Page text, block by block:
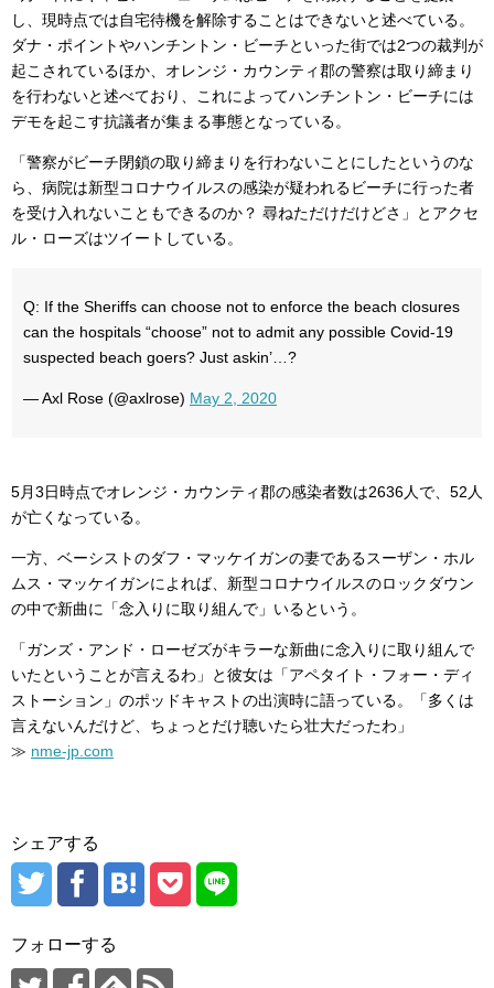
し、現時点では自宅待機を解除することはできないと述べている。
ダナ・ポイントやハンチントン・ビーチといった街では2つの裁判が
起こされているほか、オレンジ・カウンティ郡の警察は取り締まり
を行わないと述べており、これによってハンチントン・ビーチには
デモを起こす抗議者が集まる事態となっている。
「警察がビーチ閉鎖の取り締まりを行わないことにしたというのな
ら、病院は新型コロナウイルスの感染が疑われるビーチに行った者
を受け入れないこともできるのか？ 尋ねただけだけどさ」とアクセ
ル・ローズはツイートしている。
Q: If the Sheriffs can choose not to enforce the beach closures
can the hospitals “choose” not to admit any possible Covid-19
suspected beach goers? Just askin’…?
— Axl Rose (@axlrose) May 2, 2020
5月3日時点でオレンジ・カウンティ郡の感染者数は2636人で、52人
が亡くなっている。
一方、ベーシストのダフ・マッケイガンの妻であるスーザン・ホル
ムス・マッケイガンによれば、新型コロナウイルスのロックダウン
の中で新曲に「念入りに取り組んで」いるという。
「ガンズ・アンド・ローゼズがキラーな新曲に念入りに取り組んで
いたということが言えるわ」と彼女は「アペタイト・フォー・ディ
ストーション」のポッドキャストの出演時に語っている。「多くは
言えないんだけど、ちょっとだけ聴いたら壮大だったわ」
≫ nme-jp.com
シェアする
フォローする